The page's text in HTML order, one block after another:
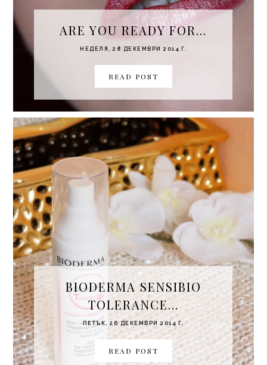
ARE YOU READY FOR...
НЕДЕЛЯ, 28 ДЕКЕМВРИ 2014 Г.
READ POST
BIODERMA SENSIBIO
TOLERANCE...
ПЕТЪК, 26 ДЕКЕМВРИ 2014 Г.
READ POST